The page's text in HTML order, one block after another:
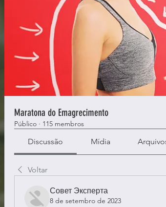
Maratona do Emagrecimento
Público · 115 membros
Discussão Mídia
Voltar
Совет Эксперта
8 de setembro de 2023